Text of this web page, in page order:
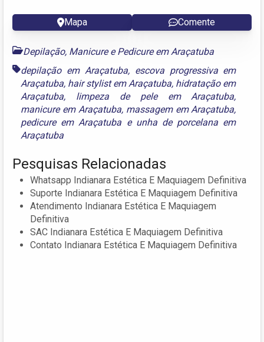
Mapa Comente
Depilação, Manicure e Pedicure em Araçatuba
depilação em Araçatuba, escova progressiva em
Araçatuba, hair stylist em Araçatuba, hidratação em
Araçatuba, limpeza de pele em Araçatuba,
manicure em Araçatuba, massagem em Araçatuba,
pedicure em Araçatuba e unha de porcelana em
Araçatuba
Pesquisas Relacionadas
Whatsapp Indianara Estética E Maquiagem Definitiva
Suporte Indianara Estética E Maquiagem Definitiva
Atendimento Indianara Estética E Maquiagem
Definitiva
SAC Indianara Estética E Maquiagem Definitiva
Contato Indianara Estética E Maquiagem Definitiva